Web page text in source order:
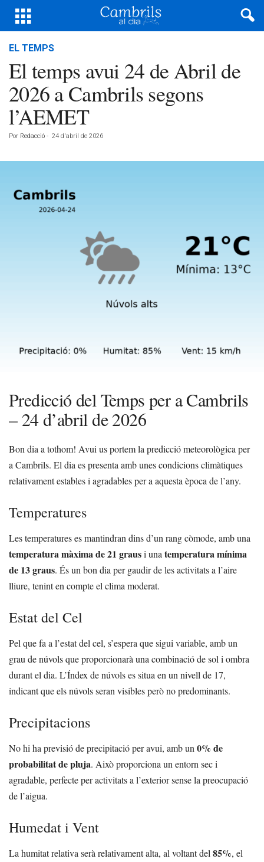
EL TEMPS
El temps avui 24 de Abril de
2026 a Cambrils segons
l’AEMET
Por Redacció - 24 d'abril de 2026
Predicció del Temps per a Cambrils
– 24 d’abril de 2026
Bon dia a tothom! Avui us portem la predicció meteorològica per
a Cambrils. El dia es presenta amb unes condicions climàtiques
relativament estables i agradables per a aquesta època de l’any.
Temperatures
Les temperatures es mantindran dins d’un rang còmode, amb una
temperatura màxima de 21 grausi unatemperatura mínima
de 13 graus. És un bon dia per gaudir de les activitats a l’aire
lliure, tenint en compte el clima moderat.
Estat del Cel
Pel que fa a l’estat del cel, s’espera que sigui variable, amb un
grau de núvols que proporcionarà una combinació de sol i ombra
durant el dia. L’Índex de núvols es situa en un nivell de 17,
indicant que els núvols seran visibles però no predominants.
Precipitacions
No hi ha previsió de precipitació per avui, amb un0% de
probabilitat de pluja. Això proporciona un entorn sec i
agradable, perfecte per activitats a l’exterior sense la preocupació
de l’aigua.
Humedat i Vent
La humitat relativa serà relativament alta, al voltant del85%, el